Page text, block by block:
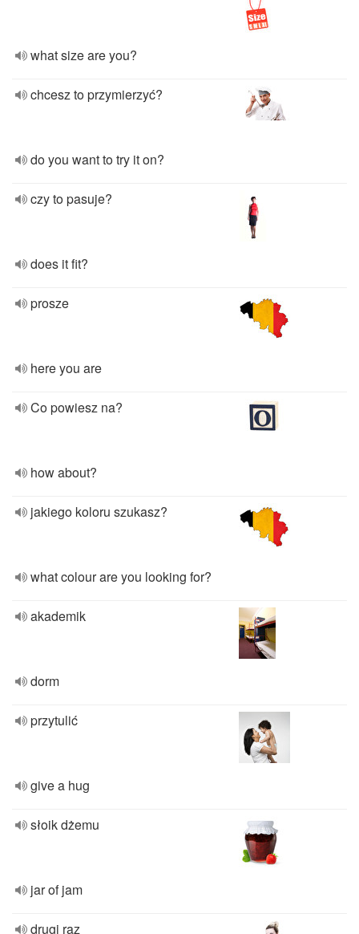
what size are you?
chcesz to przymierzyć?
do you want to try it on?
czy to pasuje?
does it fit?
prosze
here you are
Co powiesz na?
how about?
jakiego koloru szukasz?
what colour are you looking for?
akademik
dorm
przytulić
give a hug
słoik dżemu
jar of jam
drugi raz